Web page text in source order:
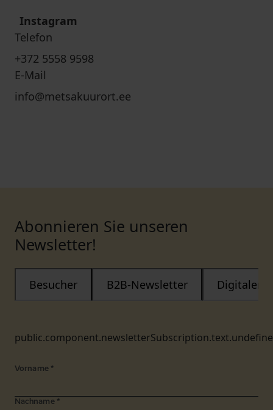
Instagram
Telefon
+372 5558 9598
E-Mail
info@metsakuurort.ee
Abonnieren Sie unseren
Newsletter!
Besucher B2B-Newsletter Digitaler
Vorname *
Nachname *